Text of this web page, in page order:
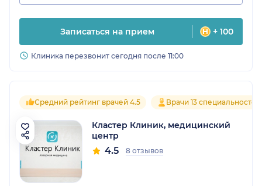
Записаться на прием + 100
Клиника перезвонит сегодня после 11:00
Средний рейтинг врачей 4.5 Врачи 13 специальностей
Кластер Клиник, медицинский
центр
4.5 8 отзывов